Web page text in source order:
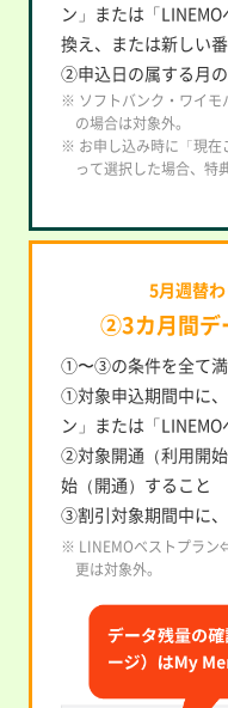
ン」または「
換え、または新しい
②申込日の属する月
※ ソフトバンク・ワイモ
の場合は対象外。
※ お申し込み時に「現在
って選択した場合、特
5月週替
②3カ月間デ
①〜③の条件を全て満
①対象申込期間中に
ン」または「
②対象開通（利用開
始（開通）すること
③割引対象期間中に
※ LINEMOベストプラン
更は対象外。